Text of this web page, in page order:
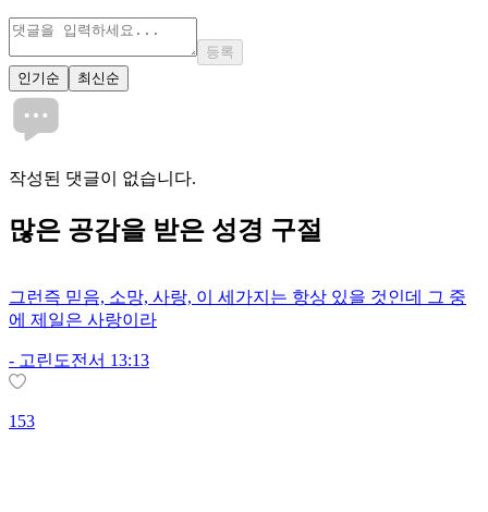
등록
인기순
최신순
작성된 댓글이 없습니다.
많은 공감을 받은 성경 구절
그런즉 믿음, 소망, 사랑, 이 세가지는 항상 있을 것인데 그 중
에 제일은 사랑이라
- 고린도전서 13:13
153